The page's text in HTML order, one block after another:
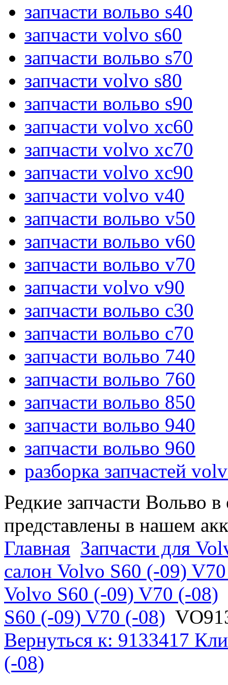
запчасти вольво s40
запчасти volvo s60
запчасти вольво s70
запчасти volvo s80
запчасти вольво s90
запчасти volvo xc60
запчасти volvo xc70
запчасти volvo xc90
запчасти volvo v40
запчасти вольво v50
запчасти вольво v60
запчасти вольво v70
запчасти volvo v90
запчасти вольво c30
запчасти вольво c70
запчасти вольво 740
запчасти вольво 760
запчасти вольво 850
запчасти вольво 940
запчасти вольво 960
разборка запчастей
Редкие запчасти Вольво
представлены в нашем
Главная Запчасти для
салон Volvo S60 (-09)
Volvo S60 (-09) V70 (-08)
S60 (-09) V70 (-08)
Вернуться к: 9133417
(-08)